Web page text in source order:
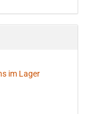
im Lager